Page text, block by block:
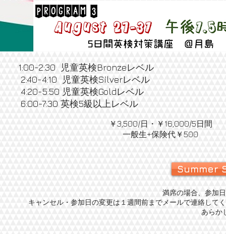
1:00-2:30 児童英検Bronzeレベル
2:40-4:10 児童英検Silverレベル
4:20-5:50 児童英検Goldレベル
6:00-7:30 英検5級以上レベル
￥3,500/日・￥16,000/5日間
一般生+保険代￥500
Summer
満席の場合、参加
キャンセル・参加日の変更は１週間前までメールで連絡して
あらか